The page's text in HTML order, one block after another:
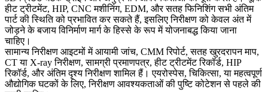
हीट ट्रीटमेंट, HIP, CNC मशीनिंग, EDM, और सतह फिनिशिंग सभी अंतिम
पार्ट की स्थिति को प्रभावित कर सकते हैं, इसलिए निरीक्षण को केवल अंत में
जोड़ने के बजाय विनिर्माण मार्ग के हिस्से के रूप में योजनाबद्ध किया जाना
चाहिए।
सामान्य निरीक्षण आइटमों में आयामी जांच, CMM रिपोर्ट, सतह खुरदरापन माप,
CT या X-ray निरीक्षण, सामग्री प्रमाणपत्र, हीट ट्रीटमेंट रिकॉर्ड, HIP
रिकॉर्ड, और अंतिम दृश्य निरीक्षण शामिल हैं। एयरोस्पेस, चिकित्सा, या महत्वपूर्ण
औद्योगिक घटकों के लिए, निरीक्षण आवश्यकताओं की पुष्टि कोटेशन से पहले की